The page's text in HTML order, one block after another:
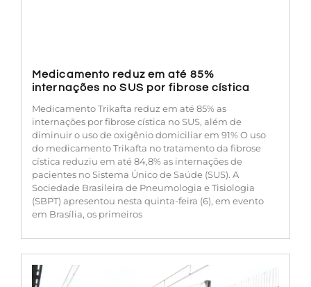
Medicamento reduz em até 85%
internações no SUS por fibrose cística
Medicamento Trikafta reduz em até 85% as
internações por fibrose cística no SUS, além de
diminuir o uso de oxigênio domiciliar em 91% O uso
do medicamento Trikafta no tratamento da fibrose
cística reduziu em até 84,8% as internações de
pacientes no Sistema Único de Saúde (SUS). A
Sociedade Brasileira de Pneumologia e Tisiologia
(SBPT) apresentou nesta quinta-feira (6), em evento
em Brasília, os primeiros